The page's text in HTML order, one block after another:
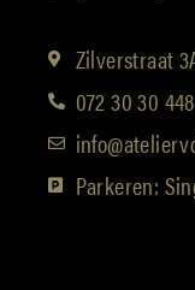
Zilverstraat
072 30 30 448
Parkeren: